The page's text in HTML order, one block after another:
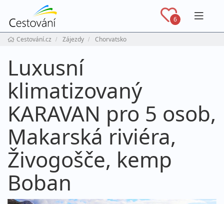
6
Cestování.cz Zájezdy Chorvatsko
Luxusní
klimatizovaný
KARAVAN pro 5 osob,
Makarská riviéra,
Živogošče, kemp
Boban